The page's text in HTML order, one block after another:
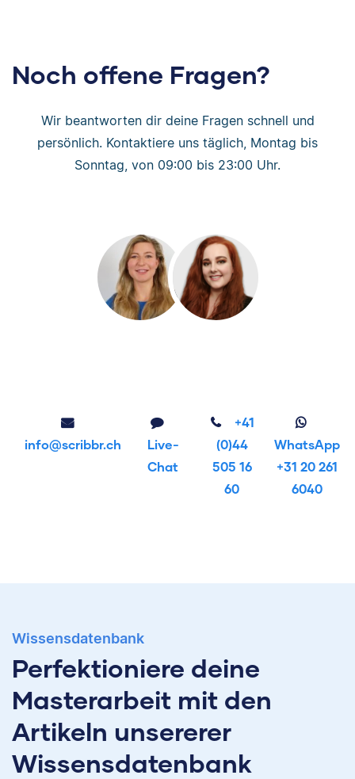
Noch offene Fragen?
Wir beantworten dir deine Fragen schnell und
persönlich. Kontaktiere uns täglich, Montag bis
Sonntag, von 09:00 bis 23:00 Uhr.
info@scribbr.ch
Live-
Chat
+41
(0)44
505 16
60
WhatsApp
+31 20 261
6040
Wissensdatenbank
Perfektioniere deine
Masterarbeit mit den
Artikeln unsererer
Wissensdatenbank